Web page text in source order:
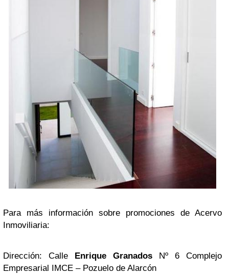
Para más información sobre promociones de Acervo
Inmoviliaria:
Dirección: Calle Enrique Granados Nº 6 Complejo
Empresarial IMCE – Pozuelo de Alarcón